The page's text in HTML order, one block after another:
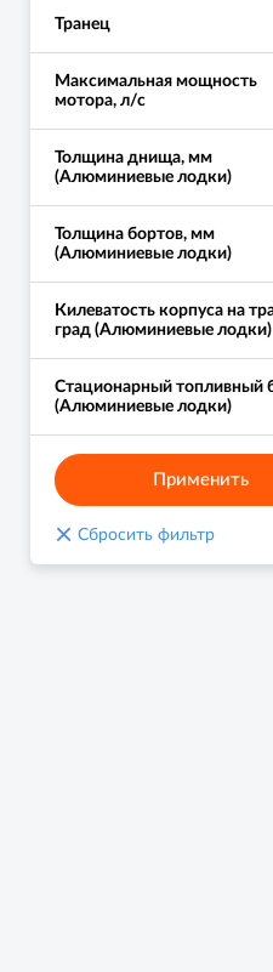
Транец
Максимальная мощность
мотора, л/с
Толщина днища, мм
(Алюминиевые лодки)
Толщина бортов, мм
(Алюминиевые лодки)
Килеватость корпуса на
град (Алюминиевые лодки)
Стационарный топливный
(Алюминиевые лодки)
Применить
× Сбросить фильтр